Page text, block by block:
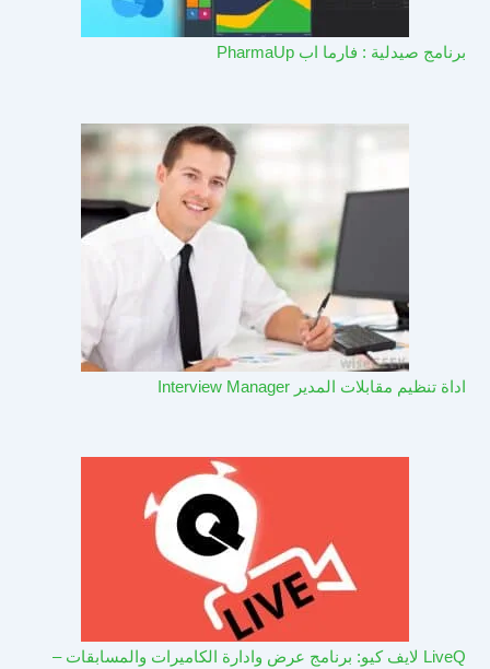
برنامج صيدلية : فارما اب PharmaUp​
اداة تنظيم مقابلات المدير Interview Manager
LiveQ لايف كيو: برنامج عرض وادارة الكاميرات والمسابقات –